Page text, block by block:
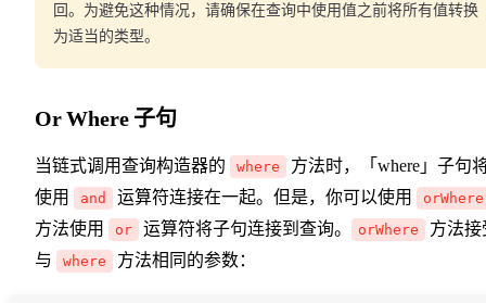
回。为避免这种情况，请确保在查询中使用值之前将所有值转换
为适当的类型。
Or Where 子句
当链式调用查询构造器的 where
方法时，「where」子句
使用
and 运算符连接在一起。但是，你可以使用 orWhere
方法使用 or 运算符将子句连接到查询。 orWhere
方法接
与
where 方法相同的参数：